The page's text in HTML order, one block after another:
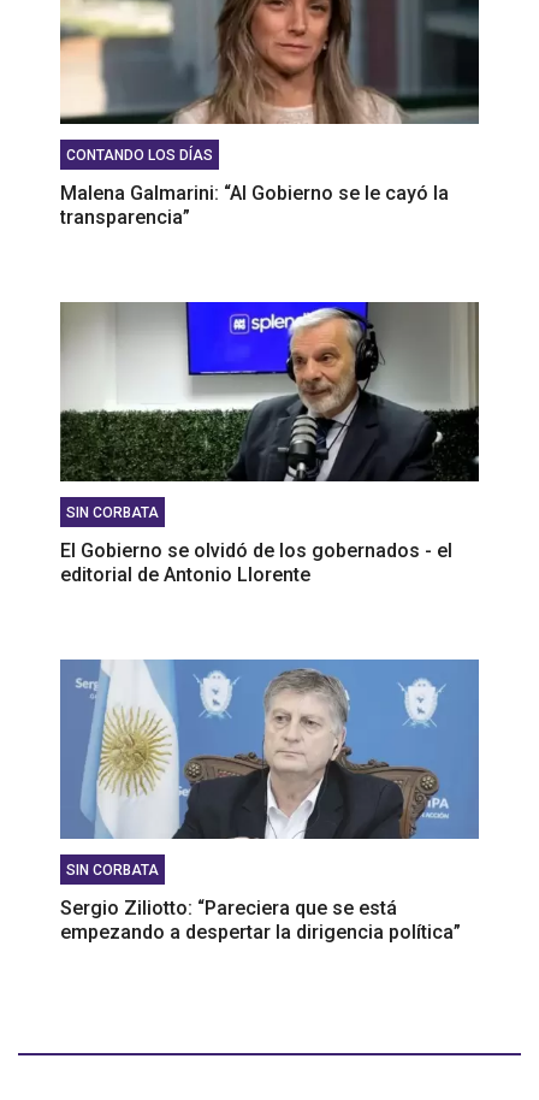
CONTANDO LOS DÍAS
Malena Galmarini: “Al Gobierno se le cayó la
transparencia”
SIN CORBATA
El Gobierno se olvidó de los gobernados - el
editorial de Antonio Llorente
SIN CORBATA
Sergio Ziliotto: “Pareciera que se está
empezando a despertar la dirigencia política”